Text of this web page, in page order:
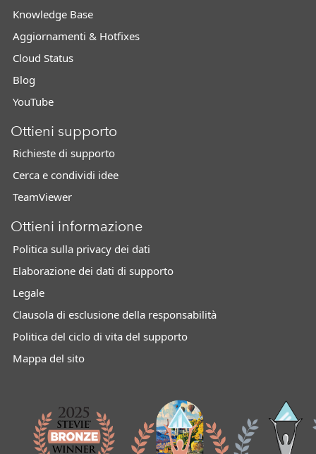
Knowledge Base
Aggiornamenti & Hotfixes
Cloud Status
Blog
YouTube
Ottieni supporto
Richieste di supporto
Cerca e condividi idee
TeamViewer
Ottieni informazione
Politica sulla privacy dei dati
Elaborazione dei dati di supporto
Legale
Clausola di esclusione della responsabilità
Politica del ciclo di vita del supporto
Mappa del sito